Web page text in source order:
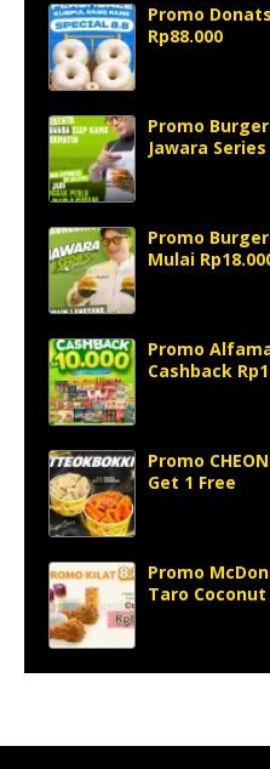
Promo
Rp88.000
Promo
Jawara
Promo
Mulai
Promo
Cashback
Promo
Get 1 Free
Promo
Taro Coconut